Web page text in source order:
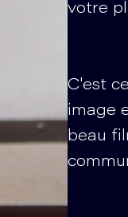
votre
C'est
image
beau